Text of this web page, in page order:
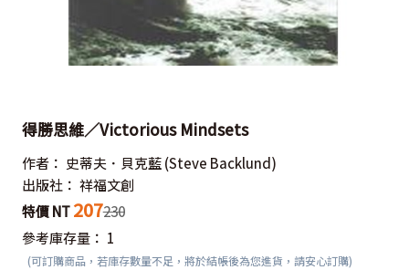
得勝思維／Victorious Mindsets
作者： 史蒂夫．貝克藍 (Steve Backlund)
出版社： 祥福文創
特價 NT 207230
參考庫存量： 1
(可訂購商品，若庫存數量不足，將於結帳後為您進貨，請安心訂購)